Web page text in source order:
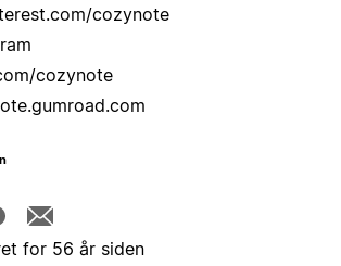
cozynote
cozynote
for 56 år siden